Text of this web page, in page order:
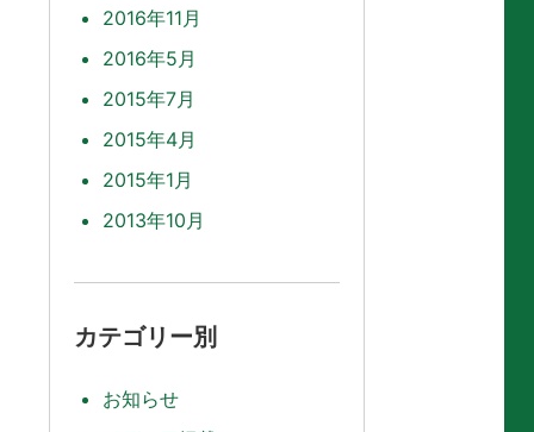
2016年11月
2016年5月
2015年7月
2015年4月
2015年1月
2013年10月
カテゴリー別
お知らせ